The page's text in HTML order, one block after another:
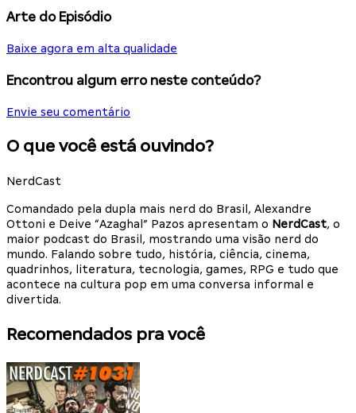
Arte do Episódio
Baixe agora em alta qualidade
Encontrou algum erro neste conteúdo?
Envie seu comentário
O que você está ouvindo?
NerdCast
Comandado pela dupla mais nerd do Brasil, Alexandre
Ottoni e Deive “Azaghal” Pazos apresentam o NerdCast, o
maior podcast do Brasil, mostrando uma visão nerd do
mundo. Falando sobre tudo, história, ciência, cinema,
quadrinhos, literatura, tecnologia, games, RPG e tudo que
acontece na cultura pop em uma conversa informal e
divertida.
Recomendados pra você